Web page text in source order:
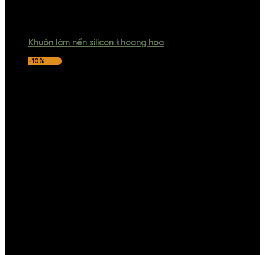
Khuôn làm nến silicon khoang hoa
-10%